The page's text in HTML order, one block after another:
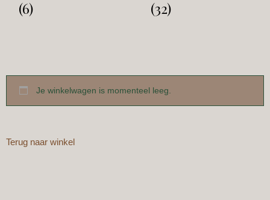
(6) (32)
Je winkelwagen is momenteel leeg.
Terug naar winkel